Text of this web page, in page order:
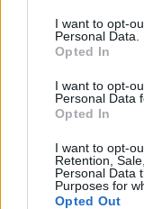
I want to opt-
Personal Data.
Opted In
I want to opt-
Personal Data
Opted In
I want to opt-
Retention,
Personal Data
Purposes for
Opted Out